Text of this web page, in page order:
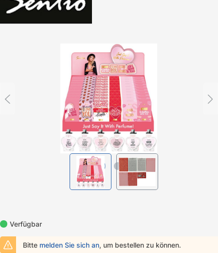
Verfügbar
Bitte melden Sie sich an, um bestellen zu können.